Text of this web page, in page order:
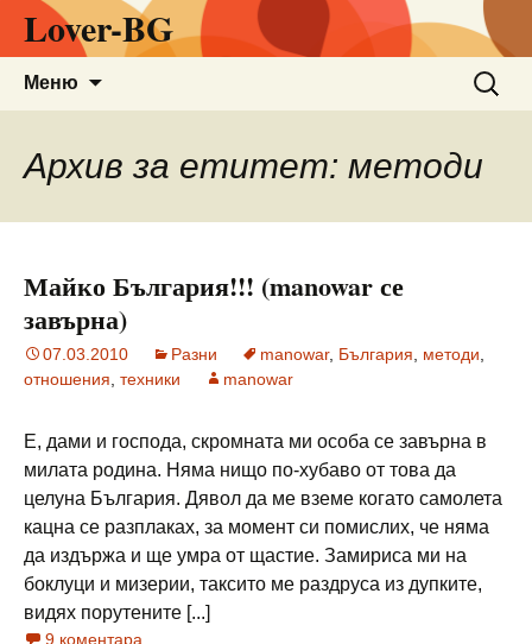
Lover-BG
Меню
за:
Архив за етитет: методи
Майко България!!! (manowar се
завърна)
07.03.2010 Разни manowar, България методи
отношения техники manowar
Е, дами и господа, скромната ми особа се завърна в
милата родина. Няма нищо по-хубаво от това да
целуна България. Дявол да ме вземе когато самолета
кацна се разплаках, за момент си помислих, че няма
да издържа и ще умра от щастие. Замириса ми на
боклуци и мизерии, таксито ме раздруса из дупките,
видях порутените [...]
9 коментара